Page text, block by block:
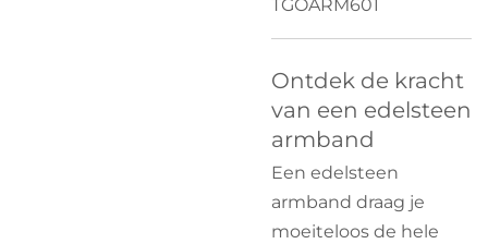
TGOARM601
Ontdek de kracht
van een edelsteen
armband
Een edelsteen
armband draag je
moeiteloos de hele